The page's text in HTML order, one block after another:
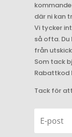
där ni kan
Vi tycker
så ofta.
från
Som tack
Rabattkod
Tack för